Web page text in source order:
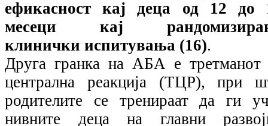
ефикасност кај деца од 12 до
месеци кај
клинички испитувања (16).
Друга гранка на АБА е третманот
централна реакција (ТЦР), при
родителите се тренираат да ги
нивните деца на главни